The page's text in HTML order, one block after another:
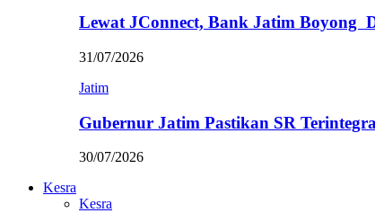
Lewat JConnect, Bank Jatim Boyong
31/07/2026
Jatim
Gubernur Jatim Pastikan SR
30/07/2026
Kesra
Kesra